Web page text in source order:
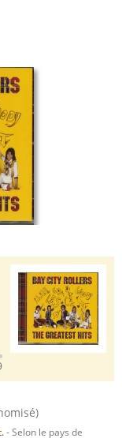
- Selon le pays de